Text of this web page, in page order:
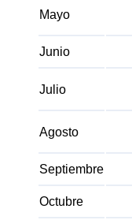
Mayo
Junio
Julio
Agosto
Septiembre
Octubre